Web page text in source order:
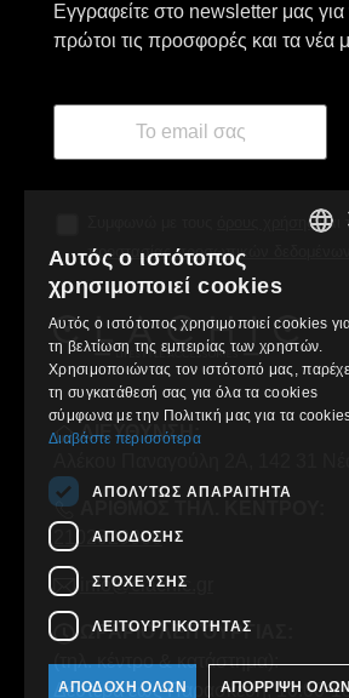
Εγγραφείτε στο newsletter μας για
πρώτοι τις προσφορές και τα νέα
όρους χρήσηςκαι
προστασίας προσωπικών δεδομένων
ΔΙΕΥΘΥΝΣΗ:
Αλέκου Παναγούλη 2Α, 142 31
2102829000
info@clachic.gr
ΩΡΑΡΙΟ ΛΕΙΤΟΥΡΓΙΑΣ:
(τηλ. κέντρο & κατάστημα):
Δευτέρα έως Παρασκευή, 10:00-
Αυτός ο ιστότοπος
χρησιμοποιεί cookies
Αυτός ο ιστότοπος χρησιμοποιεί cookies
τη βελτίωση της εμπειρίας των χρηστών.
Χρησιμοποιώντας τον ιστότοπό μας,
τη συγκατάθεσή σας για όλα τα cookies
σύμφωνα με την Πολιτική μας για τα
Διαβάστε περισσότερα
ΑΠΟΛΎΤΩΣ ΑΠΑΡΑΊΤΗΤΑ
ΑΠΌΔΟΣΗΣ
ΣΤΌΧΕΥΣΗΣ
ΛΕΙΤΟΥΡΓΙΚΌΤΗΤΑΣ
ΑΠΟΔΟΧΉ ΌΛΩΝ ΑΠΌΡΡΙΨΗ ΌΛΩΝ